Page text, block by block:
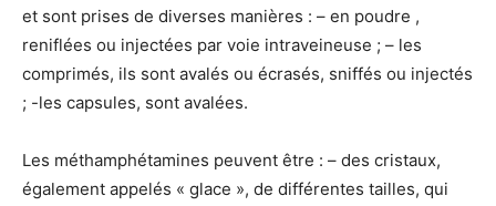
et sont prises de diverses manières : – en poudre ,
reniflées ou injectées par voie intraveineuse ; – les
comprimés, ils sont avalés ou écrasés, sniffés ou injectés
; -les capsules, sont avalées.
Les méthamphétamines peuvent être : – des cristaux,
également appelés « glace », de différentes tailles, qui